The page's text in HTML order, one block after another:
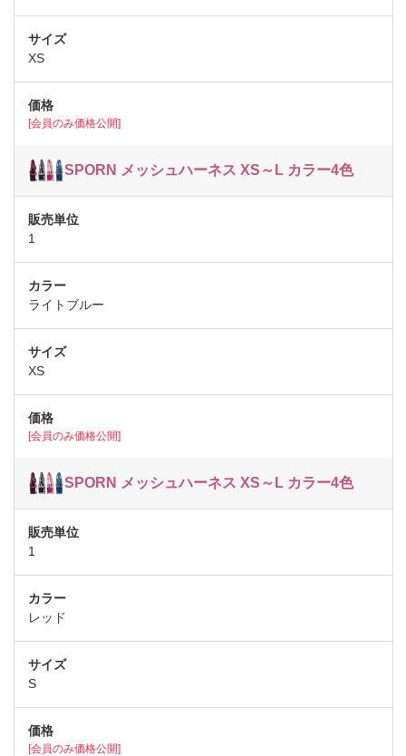
XS
[会員のみ価格公開]
SPORN メッシュハーネス XS～L カラー4色
1
ライトブルー
XS
[会員のみ価格公開]
SPORN メッシュハーネス XS～L カラー4色
1
レッド
S
[会員のみ価格公開]